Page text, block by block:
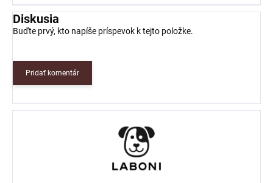
Diskusia
Buďte prvý, kto napíše príspevok k tejto položke.
Pridať komentár